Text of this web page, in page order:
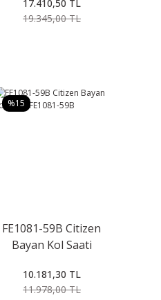
17.410,50 TL
19.345,00 TL
%15
FE1081-59B Citizen
Bayan Kol Saati
10.181,30 TL
11.978,00 TL